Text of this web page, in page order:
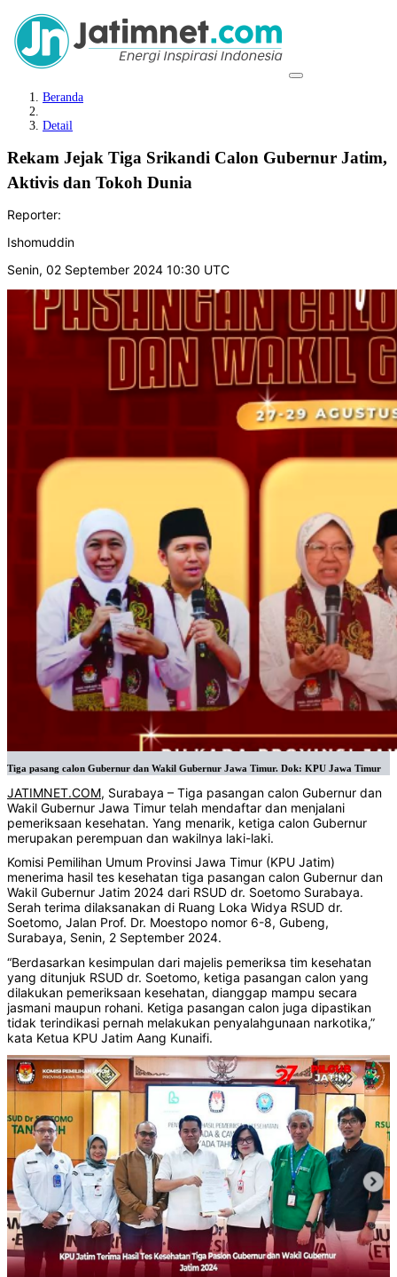
Beranda
Detail
Rekam Jejak Tiga Srikandi Calon Gubernur Jatim,
Aktivis dan Tokoh Dunia
Reporter:
Ishomuddin
Senin, 02 September 2024 10:30 UTC
Tiga pasang calon Gubernur dan Wakil Gubernur Jawa Timur. Dok: KPU Jawa Timur
JATIMNET.COM, Surabaya – Tiga pasangan calon Gubernur dan
Wakil Gubernur Jawa Timur telah mendaftar dan menjalani
pemeriksaan kesehatan. Yang menarik, ketiga calon Gubernur
merupakan perempuan dan wakilnya laki-laki.
Komisi Pemilihan Umum Provinsi Jawa Timur (KPU Jatim)
menerima hasil tes kesehatan tiga pasangan calon Gubernur dan
Wakil Gubernur Jatim 2024 dari RSUD dr. Soetomo Surabaya.
Serah terima dilaksanakan di Ruang Loka Widya RSUD dr.
Soetomo, Jalan Prof. Dr. Moestopo nomor 6-8, Gubeng,
Surabaya, Senin, 2 September 2024.
“Berdasarkan kesimpulan dari majelis pemeriksa tim kesehatan
yang ditunjuk RSUD dr. Soetomo, ketiga pasangan calon yang
dilakukan pemeriksaan kesehatan, dianggap mampu secara
jasmani maupun rohani. Ketiga pasangan calon juga dipastikan
tidak terindikasi pernah melakukan penyalahgunaan narkotika,”
kata Ketua KPU Jatim Aang Kunaifi.